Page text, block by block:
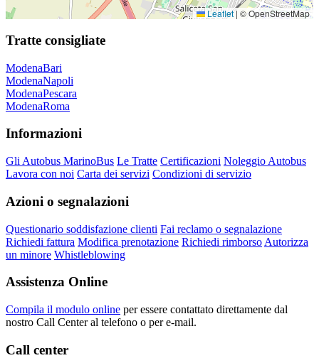
Leaflet | © OpenStreetMap
Tratte consigliate
ModenaBari
ModenaNapoli
ModenaPescara
ModenaRoma
Informazioni
Gli Autobus MarinoBus Le Tratte Certificazioni Noleggio Autobus
Lavora con noi Carta dei servizi Condizioni di servizio
Azioni o segnalazioni
Questionario soddisfazione clienti Fai reclamo o segnalazione
Richiedi fattura Modifica prenotazione Richiedi rimborso Autorizza
un minore Whistleblowing
Assistenza Online
Compila il modulo online per essere contattato direttamente dal
nostro Call Center al telefono o per e-mail.
Call center